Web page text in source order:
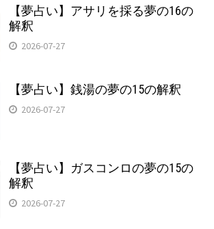
【夢占い】アサリを採る夢の16の
解釈
2026-07-27
【夢占い】銭湯の夢の15の解釈
2026-07-27
【夢占い】ガスコンロの夢の15の
解釈
2026-07-27